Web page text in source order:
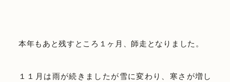
本年もあと残すところ１ヶ月、師走となりました。
１１月は雨が続きましたが雪に変わり、寒さが増し